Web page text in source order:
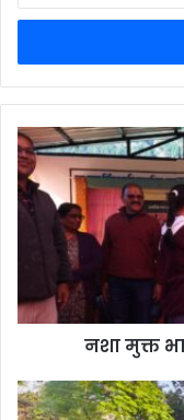
Email
नशा मुक्त